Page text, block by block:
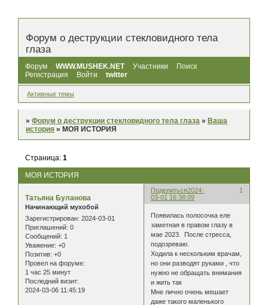
Форум о деструкции стекловидного тела
глаза
Форум WWW.MUSHEK.NET Участники
Поиск
Регистрация
Войти twitter
Активные темы
»Форум о деструкции стекловидного тела глаза »Ваша
история »МОЯ ИСТОРИЯ
МОЯ ИСТОРИЯ
Страница:1
Поделиться 1
2024-
03-01 16:38:09
Татьяна Буланова
Начинающий мухобой
Зарегистрирован: 2024-03-01
Приглашений: 0
Сообщений: 1
Уважение: +0
Позитив: +0
Провел на форуме:
1 час 25 минут
Последний визит:
2024-03-06 11:45:19
Появилась полосочка еле
заметная в правом глазу в
мае 2023. После стресса,
подозреваю.
Ходила к нескольким врачам,
но они разводят руками , что
нужно не обращать внимания
и жить так
Мне лично очень мешает
даже такого маленького